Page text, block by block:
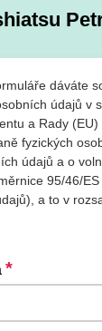
dáváte
údajů v
a Rady (EU)
fyzických
údajů a o
95/46/
a to v
*